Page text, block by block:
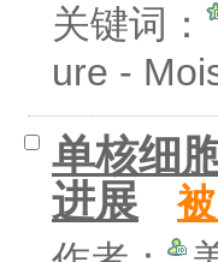
关键词：
ure -
单核细
进展